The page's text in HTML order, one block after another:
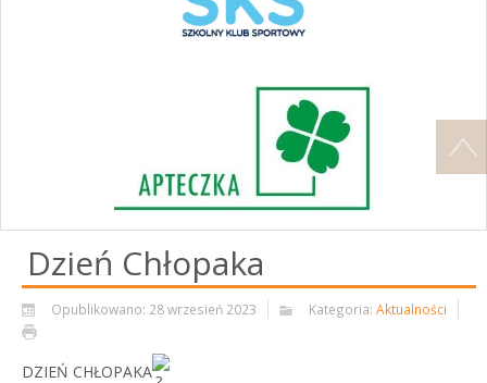
Dzień Chłopaka
Opublikowano: 28 wrzesień 2023 Kategoria: Aktualności
DZIEŃ CHŁOPAKA